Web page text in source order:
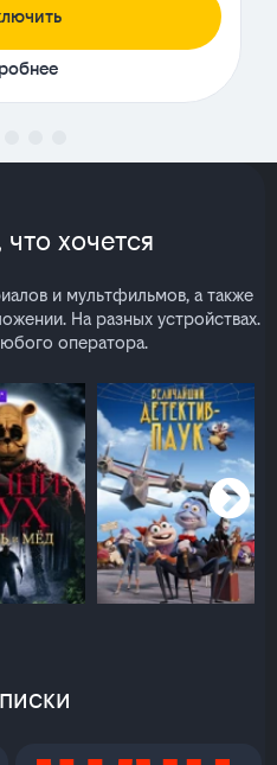
хочется
и мультфильмов, а также
На разных устройствах.
оператора.